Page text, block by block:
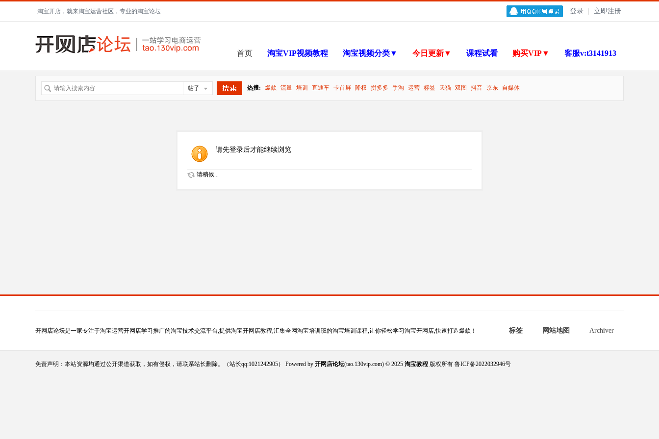
登录 立即注册
淘宝开店，就来淘宝运营社区，专业的淘宝论坛
首页 淘宝VIP视频教程 淘宝视频分类▼ 今日更新▼ 课程试看 购买VIP▼ 客服v:t3141913
帖子 热搜: 爆款 流量 培训 直通车 卡首屏 降权 拼多多 手淘 运营 标签 天猫 双图 抖音 京东 自媒体
请先登录后才能继续浏览
请稍候...
开网店论坛是一家专注于淘宝运营开网店学习推广的淘宝技术交流平台,提供淘宝开网店教程,汇集全网淘宝培训班的淘宝培训课程,让你轻松学习淘宝开网店,快速打造爆款！ 标签 网站地图 Archiver
免责声明：本站资源均通过公开渠道获取，如有侵权，请联系站长删除。（站长qq:1021242905） Powered by 开网店论坛(tao.130vip.com) © 2025 淘宝教程 版权所有 鲁ICP备2022032946号